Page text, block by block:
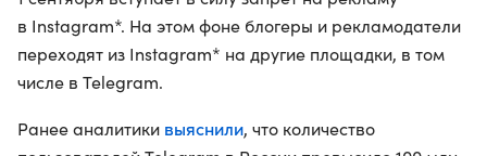
в Instagram*. На этом фоне блогеры и рекламодатели
переходят из Instagram* на другие площадки, в том
числе в Telegram.
Ранее аналитики выяснили, что количество